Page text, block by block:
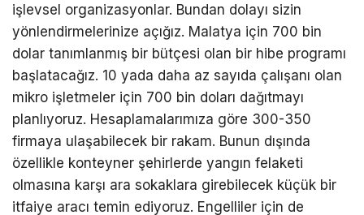
işlevsel organizasyonlar. Bundan dolayı sizin
yönlendirmelerinize açığız. Malatya için 700 bin
dolar tanımlanmış bir bütçesi olan bir hibe programı
başlatacağız. 10 yada daha az sayıda çalışanı olan
mikro işletmeler için 700 bin doları dağıtmayı
planlıyoruz. Hesaplamalarımıza göre 300-350
firmaya ulaşabilecek bir rakam. Bunun dışında
özellikle konteyner şehirlerde yangın felaketi
olmasına karşı ara sokaklara girebilecek küçük bir
itfaiye aracı temin ediyoruz. Engelliler için de